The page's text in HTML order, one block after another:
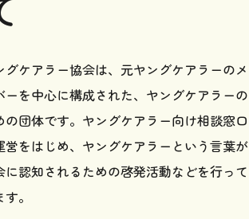
グケアラー協会は、元ヤングケアラーのメ
ーを中心に構成された、ヤングケアラーの
の団体です。ヤングケアラー向け相談窓口
営をはじめ、ヤングケアラーという言葉が
に認知されるための啓発活動などを行って
。